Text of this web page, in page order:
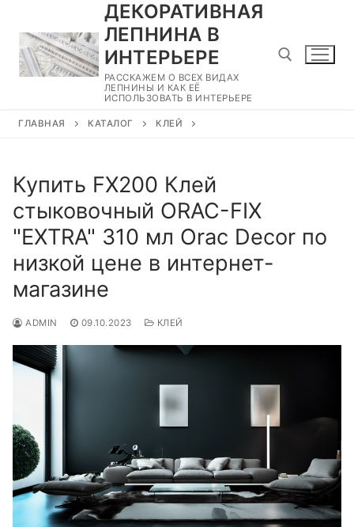
содержимому
ДЕКОРАТИВНАЯ
ЛЕПНИНА В
ИНТЕРЬЕРЕ
РАССКАЖЕМ О ВСЕХ ВИДАХ
ЛЕПНИНЫ И КАК ЕЁ
ИСПОЛЬЗОВАТЬ В ИНТЕРЬЕРЕ
ГЛАВНАЯ КАТАЛОГ КЛЕЙ
Купить FX200 Клей
стыковочный ORAC-FIX
"EXTRA" 310 мл Orac Decor по
низкой цене в интернет-
магазине
ADMIN 09.10.2023 КЛЕЙ